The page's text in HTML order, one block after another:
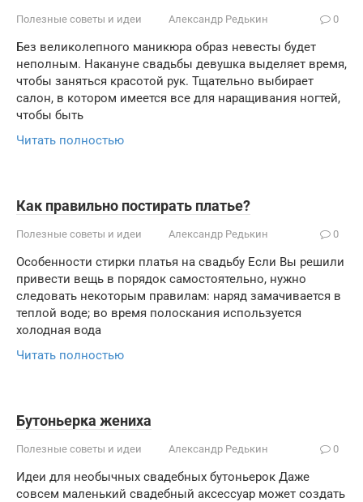
Полезные советы и идеи Александр Редькин 0
Без великолепного маникюра образ невесты будет
неполным. Накануне свадьбы девушка выделяет время,
чтобы заняться красотой рук. Тщательно выбирает
салон, в котором имеется все для наращивания ногтей,
чтобы быть
Читать полностью
Как правильно постирать платье?
Полезные советы и идеи Александр Редькин 0
Особенности стирки платья на свадьбу Если Вы решили
привести вещь в порядок самостоятельно, нужно
следовать некоторым правилам: наряд замачивается в
теплой воде; во время полоскания используется
холодная вода
Читать полностью
Бутоньерка жениха
Полезные советы и идеи Александр Редькин 0
Идеи для необычных свадебных бутоньерок Даже
совсем маленький свадебный аксессуар может создать